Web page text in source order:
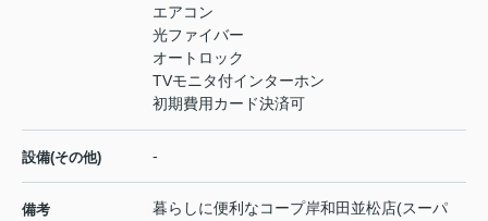
エアコン
光ファイバー
オートロック
TVモニタ付インターホン
初期費用カード決済可
設備(その他) -
備考
暮らしに便利なコープ岸和田並松店(スーパ